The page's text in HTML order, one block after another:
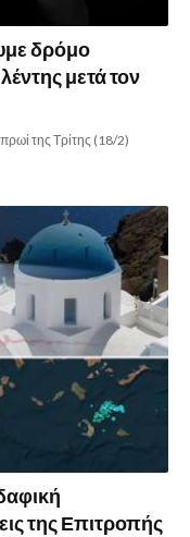
δρόμο
μετά τον
της Τρίτης (18/2)
της Επιτροπής